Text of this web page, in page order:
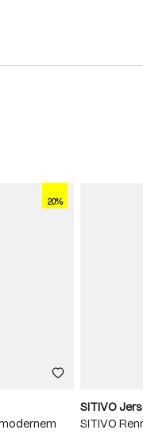
20%
SITIVO
SITIVO